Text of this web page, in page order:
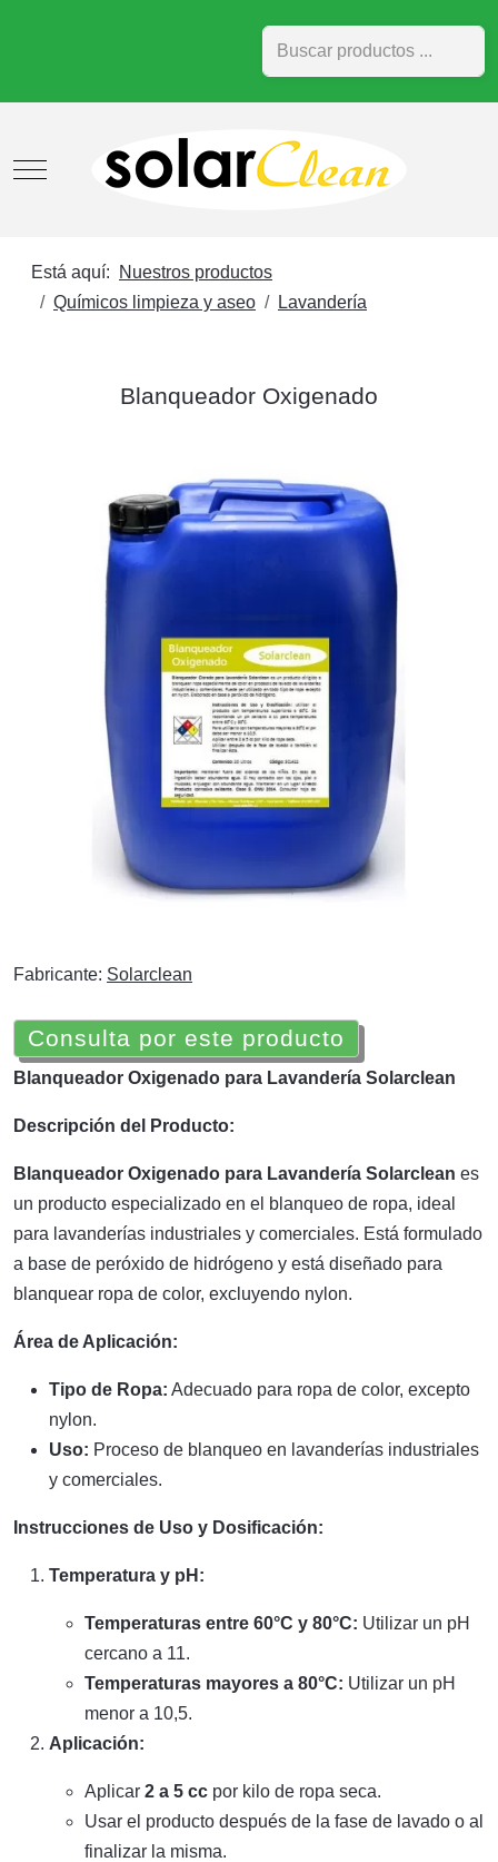
Buscar
Mobile Menu Toggle
Está aquí:
Nuestros productos
Químicos limpieza y aseo
Lavandería
Blanqueador Oxigenado
Fabricante: Solarclean
Consulta por este producto
Blanqueador Oxigenado para Lavandería Solarclean
Descripción del Producto:
Blanqueador Oxigenado para Lavandería Solarclean es
un producto especializado en el blanqueo de ropa, ideal
para lavanderías industriales y comerciales. Está formulado
a base de peróxido de hidrógeno y está diseñado para
blanquear ropa de color, excluyendo nylon.
Área de Aplicación:
Tipo de Ropa: Adecuado para ropa de color, excepto
nylon.
Uso: Proceso de blanqueo en lavanderías industriales
y comerciales.
Instrucciones de Uso y Dosificación:
Temperatura y pH:
Temperaturas entre 60°C y 80°C: Utilizar un pH
cercano a 11.
Temperaturas mayores a 80°C: Utilizar un pH
menor a 10,5.
Aplicación:
Aplicar 2 a 5 cc por kilo de ropa seca.
Usar el producto después de la fase de lavado o al
finalizar la misma.